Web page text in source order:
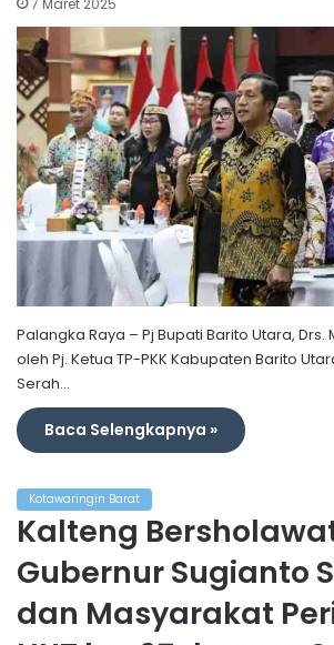
7 Maret 2025
Palangka Raya – Pj Bupati Barito Utara,
oleh Pj. Ketua TP-PKK Kabupaten Barito
Serah…
Baca Selengkapnya »
Kotawaringin Barat
Kalteng
Gubernur Sugianto
dan Masyarakat